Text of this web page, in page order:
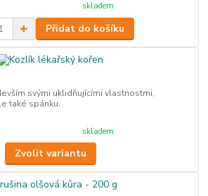
skladem
Přidat do košíku
svými uklidňujícími vlastnostmi,
také spánku.
skladem
Zvolit variantu